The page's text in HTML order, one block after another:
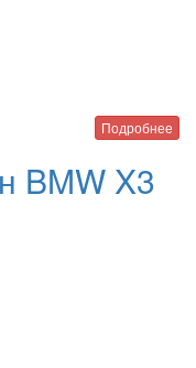
Подробнее
BMW X3